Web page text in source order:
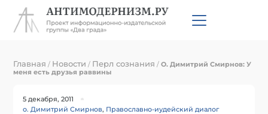
Главная / Новости / Перл сознания /О. Димитрий Смирнов: У
меня есть друзья раввины
5 декабря, 2011
о. Димитрий Смирнов, Православно-иудейский диалог